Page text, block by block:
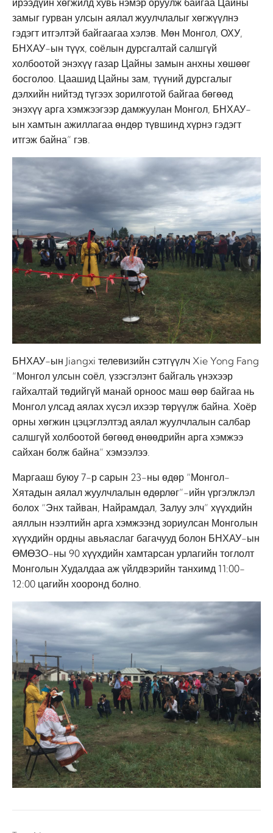
ирээдүйн хөгжилд хувь нэмэр оруулж байгаа Цайны
замыг гурван улсын аялал жуулчлалыг хөгжүүлнэ
гэдэгт итгэлтэй байгаагаа хэлэв. Мөн Монгол, ОХУ,
БНХАУ-ын түүх, соёлын дурсгалтай салшгүй
холбоотой энэхүү газар Цайны замын анхны хөшөөг
босголоо. Цаашид Цайны зам, түүний дурсгалыг
дэлхийн нийтэд түгээх зорилготой байгаа бөгөөд
энэхүү арга хэмжээгээр дамжуулан Монгол, БНХАУ-
ын хамтын ажиллагаа өндөр түвшинд хүрнэ гэдэгт
итгэж байна” гэв.
БНХАУ-ын Jiangxi телевизийн сэтгүүлч Xie Yong Fang
“Монгол улсын соёл, үзэсгэлэнт байгаль үнэхээр
гайхалтай төдийгүй манай орноос маш өөр байгаа нь
Монгол улсад аялах хүсэл ихээр төрүүлж байна. Хоёр
орны хөгжин цэцэглэлтэд аялал жуулчлалын салбар
салшгүй холбоотой бөгөөд өнөөдрийн арга хэмжээ
сайхан болж байна” хэмээлээ.
Маргааш буюу 7-р сарын 23-ны өдөр “Монгол-
Хятадын аялал жуулчлалын өдөрлөг”-ийн үргэлжлэл
болох “Энх тайван, Найрамдал, Залуу элч” хүүхдийн
аяллын нээлтийн арга хэмжээнд зориулсан Монголын
хүүхдийн ордны авьяаслаг багачууд болон БНХАУ-ын
ӨМӨЗО-ны 90 хүүхдийн хамтарсан урлагийн тоглолт
Монголын Худалдаа аж үйлдвэрийн танхимд 11:00-
12:00 цагийн хооронд болно.